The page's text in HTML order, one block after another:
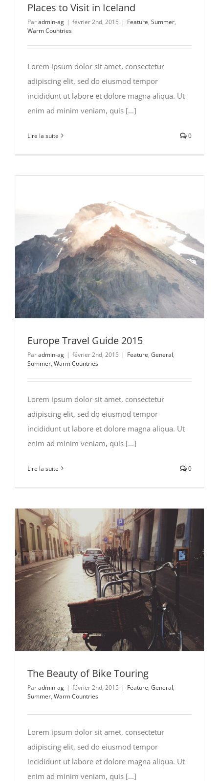
Places to Visit in Iceland
Paradmin-ag | février 2nd, 2015 | Feature, Summer,
Warm Countries
Lorem ipsum dolor sit amet, consectetur
adipiscing elit, sed do eiusmod tempor
incididunt ut labore et dolore magna aliqua. Ut
enim ad minim veniam, quis [...]
Lire la suite 0
Europe Travel Guide 2015
Paradmin-ag | février 2nd, 2015 | Feature, General,
Summer, Warm Countries
Lorem ipsum dolor sit amet, consectetur
adipiscing elit, sed do eiusmod tempor
incididunt ut labore et dolore magna aliqua. Ut
enim ad minim veniam, quis [...]
Lire la suite 0
The Beauty of Bike Touring
Paradmin-ag | février 2nd, 2015 | Feature, General,
Summer, Warm Countries
Lorem ipsum dolor sit amet, consectetur
adipiscing elit, sed do eiusmod tempor
incididunt ut labore et dolore magna aliqua. Ut
enim ad minim veniam, quis [...]